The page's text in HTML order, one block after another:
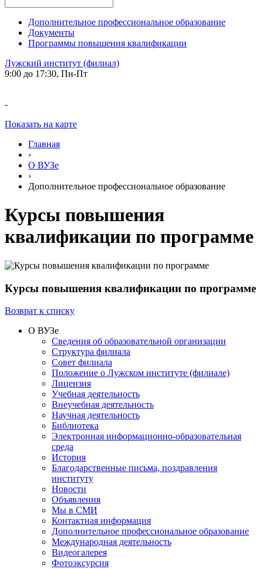
Дополнительное профессиональное образование
Документы
Программы повышения квалификации
Лужский институт (филиал)
9:00 до 17:30, Пн-Пт
-
Показать на карте
Главная
›
О ВУЗе
›
Дополнительное профессиональное образование
Курсы повышения
квалификации по программе
Курсы повышения квалификации по программе
Возврат к списку
О ВУЗе
Сведения об образовательной организации
Структура филиала
Совет филиала
Положение о Лужском институте (филиале)
Лицензия
Учебная деятельность
Внеучебная деятельность
Научная деятельность
Библиотека
Электронная информационно-образовательная
среда
История
Благодарственные письма, поздравления
институту
Новости
Объявления
Мы в СМИ
Контактная информация
Дополнительное профессиональное образование
Международная деятельность
Видеогалерея
Фотоэксурсия